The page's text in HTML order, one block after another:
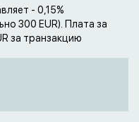
- 0,15%
300 EUR). Плата за
за транзакцию